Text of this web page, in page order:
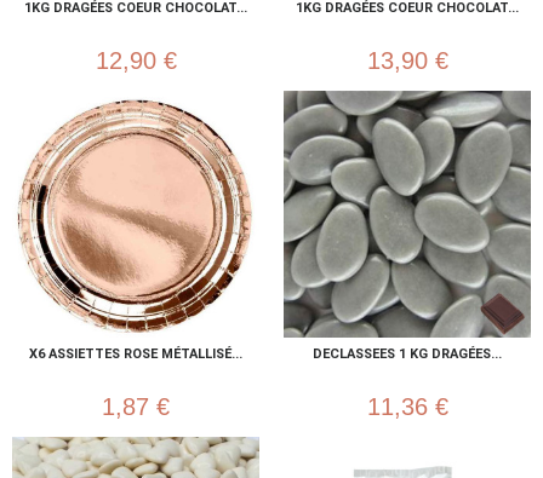
1KG DRAGÉES COEUR CHOCOLAT...
12,90 €
1KG DRAGÉES COEUR CHOCOLAT...
13,90 €
X6 ASSIETTES ROSE MÉTALLISÉ...
1,87 €
DECLASSEES 1 KG DRAGÉES...
11,36 €